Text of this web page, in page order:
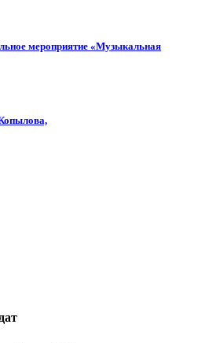
мероприятие «Музыкальная